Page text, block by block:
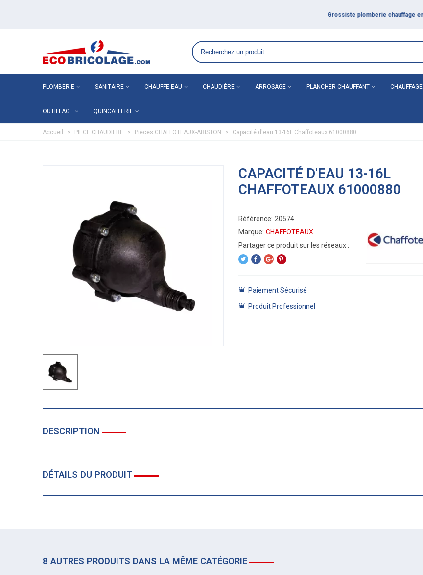
PLOMBERIE SANITAIRE CHAUFFE EAU CHAUDIÈRE ARROSAGE PLANCHER CHAUFFANT CHAUFFAGE
OUTILLAGE QUINCALLERIE
Accueil > PIECE CHAUDIERE > Pièces CHAFFOTEAUX-ARISTON > Capacité d'eau 13-16L Chaffoteaux 61000880
CAPACITÉ D'EAU 13-16L
CHAFFOTEAUX 61000880
Référence: 20574
Marque: CHAFFOTEAUX
Paiement Sécurisé
Produit Professionnel
DESCRIPTION
DÉTAILS DU PRODUIT
8 AUTRES PRODUITS DANS LA MÊME CATÉGORIE